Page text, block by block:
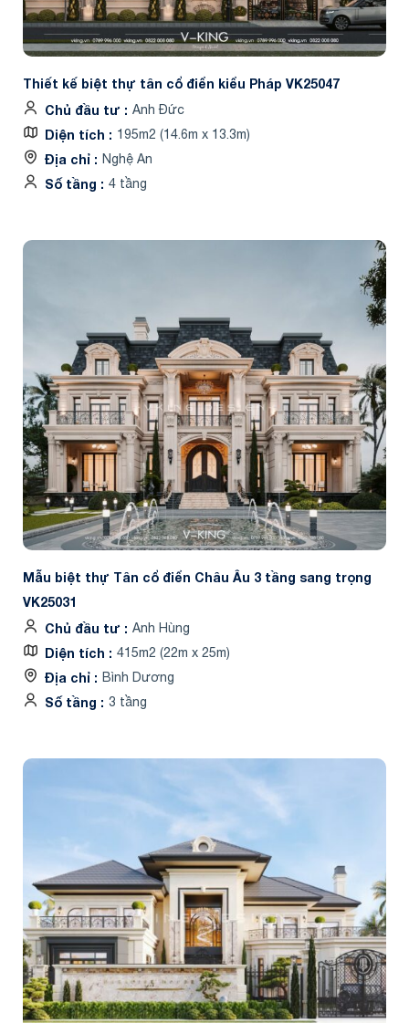
Thiết kế biệt thự tân cổ điển kiểu Pháp VK25047
Chủ đầu tư
Anh Đức
Diện tích 195m2 (14.6m x 13.3m)
Địa chỉ Nghệ An
Số tầng 4 tầng
Mẫu biệt thự Tân cổ điển Châu Âu 3 tầng sang trọng
VK25031
Chủ đầu tư
Anh Hùng
Diện tích 415m2 (22m x 25m)
Địa chỉ Bình Dương
Số tầng 3 tầng